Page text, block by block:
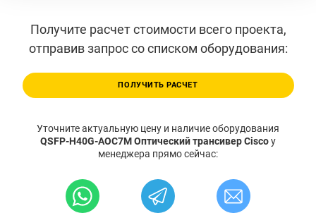
Получите расчет стоимости всего проекта,
отправив запрос со списком оборудования:
ПОЛУЧИТЬ РАСЧЕТ
Уточните актуальную цену и наличие оборудования
QSFP-H40G-AOC7M Оптический трансивер Ciscoу
менеджера прямо сейчас: